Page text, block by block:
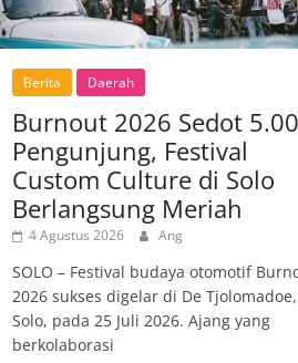
Berita Daerah
Burnout 2026 Sedot
Pengunjung, Festival
Custom Culture di Solo
Berlangsung Meriah
4 Agustus 2026 Ang
SOLO – Festival budaya otomotif
2026 sukses digelar di De Tjolomadoe,
Solo, pada 25 Juli 2026. Ajang yang
berkolaborasi